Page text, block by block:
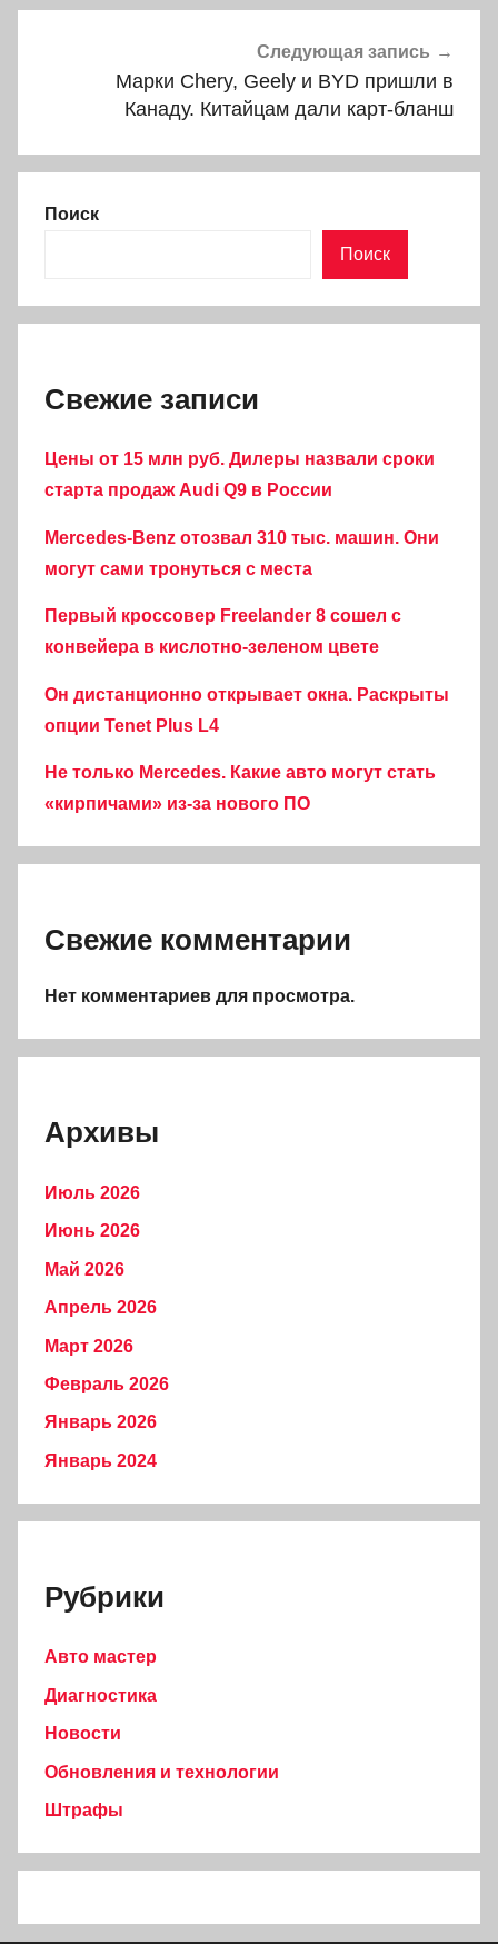
Следующая запись
Марки Chery, Geely и BYD пришли в
Канаду. Китайцам дали карт-бланш
Поиск
Поиск
Свежие записи
Цены от 15 млн руб. Дилеры назвали сроки
старта продаж Audi Q9 в России
Mercedes-Benz отозвал 310 тыс. машин. Они
могут сами тронуться с места
Первый кроссовер Freelander 8 сошел с
конвейера в кислотно-зеленом цвете
Он дистанционно открывает окна. Раскрыты
опции Tenet Plus L4
Не только Mercedes. Какие авто могут стать
«кирпичами» из-за нового ПО
Свежие комментарии
Нет комментариев для просмотра.
Архивы
Июль 2026
Июнь 2026
Май 2026
Апрель 2026
Март 2026
Февраль 2026
Январь 2026
Январь 2024
Рубрики
Авто мастер
Диагностика
Новости
Обновления и технологии
Штрафы